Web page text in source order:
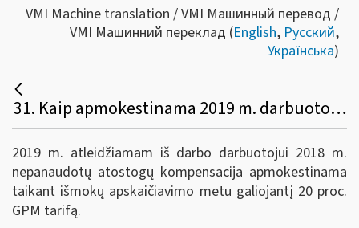
VMI Machine translation / VMI Машинный перевод /
VMI Машинний переклад (English, Русский,
Українська)
31. Kaip apmokestinama 2019 m. darbuotojo atleidimo atveju išmokėta nepanaudotų atostogų kompensacija, kurią sudaro išmoka, apskaičiuota už periodą iki 2019 m. sausio 1 d.?
2019 m. atleidžiamam iš darbo darbuotojui 2018 m.
nepanaudotų atostogų kompensacija apmokestinama
taikant išmokų apskaičiavimo metu galiojantį 20 proc.
GPM tarifą.